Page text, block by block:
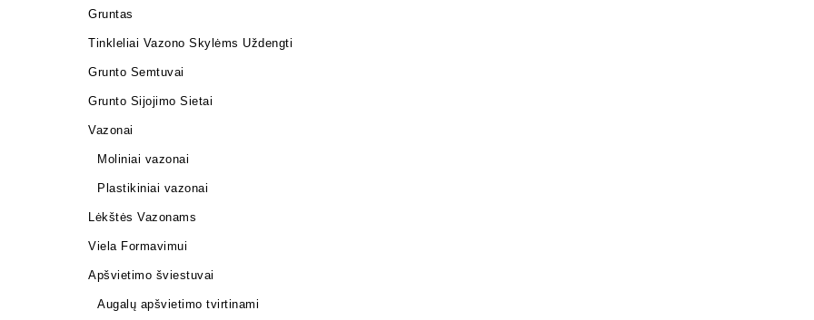
Gruntas
Tinkleliai Vazono Skylėms Uždengti
Grunto Semtuvai
Grunto Sijojimo Sietai
Vazonai
Moliniai vazonai
Plastikiniai vazonai
Lėkštės Vazonams
Viela Formavimui
Apšvietimo šviestuvai
Augalų apšvietimo tvirtinami